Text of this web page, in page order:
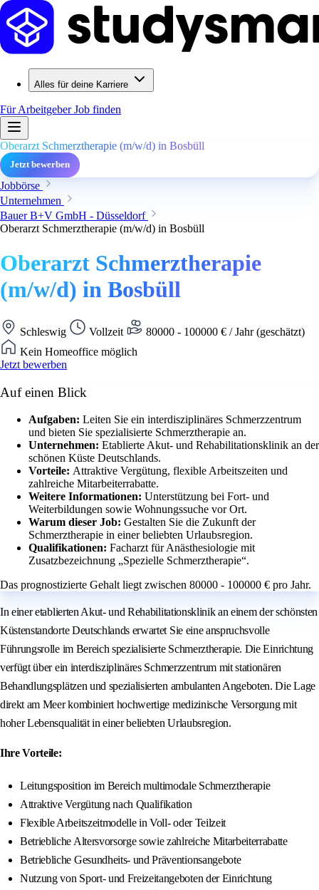
Alles für deine Karriere
Für ArbeitgeberJob finden
Oberarzt Schmerztherapie (m/w/d) in Bosbüll
Jetzt bewerben
Jobbörse
Unternehmen
Bauer B+V GmbH - Düsseldorf
Oberarzt Schmerztherapie (m/w/d) in Bosbüll
Oberarzt Schmerztherapie
(m/w/d) in Bosbüll
Schleswig Vollzeit
80000 - 100000 € / Jahr (geschätzt)
Kein Homeoffice möglich
Jetzt bewerben
Auf einen Blick
Aufgaben: Leiten Sie ein interdisziplinäres Schmerzzentrum
und bieten Sie spezialisierte Schmerztherapie an.
Unternehmen: Etablierte Akut- und Rehabilitationsklinik an der
schönen Küste Deutschlands.
Vorteile: Attraktive Vergütung, flexible Arbeitszeiten und
zahlreiche Mitarbeiterrabatte.
Weitere Informationen: Unterstützung bei Fort- und
Weiterbildungen sowie Wohnungssuche vor Ort.
Warum dieser Job: Gestalten Sie die Zukunft der
Schmerztherapie in einer beliebten Urlaubsregion.
Qualifikationen: Facharzt für Anästhesiologie mit
Zusatzbezeichnung „Spezielle Schmerztherapie“.
Das prognostizierte Gehalt liegt zwischen 80000 - 100000 € pro Jahr.
In einer etablierten Akut- und Rehabilitationsklinik an einem der schönsten
Küstenstandorte Deutschlands erwartet Sie eine anspruchsvolle
Führungsrolle im Bereich spezialisierte Schmerztherapie. Die Einrichtung
verfügt über ein interdisziplinäres Schmerzzentrum mit stationären
Behandlungsplätzen und spezialisierten ambulanten Angeboten. Die Lage
direkt am Meer kombiniert hochwertige medizinische Versorgung mit
hoher Lebensqualität in einer beliebten Urlaubsregion.
Ihre Vorteile:
Leitungsposition im Bereich multimodale Schmerztherapie
Attraktive Vergütung nach Qualifikation
Flexible Arbeitszeitmodelle in Voll- oder Teilzeit
Betriebliche Altersvorsorge sowie zahlreiche Mitarbeiterrabatte
Betriebliche Gesundheits- und Präventionsangebote
Nutzung von Sport- und Freizeitangeboten der Einrichtung